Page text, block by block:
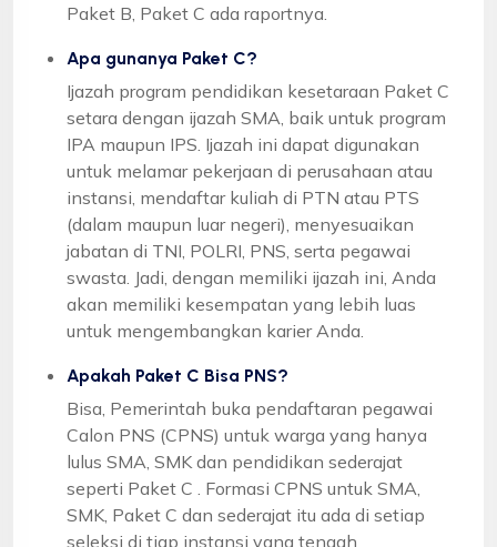
Paket B, Paket C ada raportnya.
Apa gunanya Paket C?
Ijazah program pendidikan kesetaraan Paket C
setara dengan ijazah SMA, baik untuk program
IPA maupun IPS. Ijazah ini dapat digunakan
untuk melamar pekerjaan di perusahaan atau
instansi, mendaftar kuliah di PTN atau PTS
(dalam maupun luar negeri), menyesuaikan
jabatan di TNI, POLRI, PNS, serta pegawai
swasta. Jadi, dengan memiliki ijazah ini, Anda
akan memiliki kesempatan yang lebih luas
untuk mengembangkan karier Anda.
Apakah Paket C Bisa PNS?
Bisa, Pemerintah buka pendaftaran pegawai
Calon PNS (CPNS) untuk warga yang hanya
lulus SMA, SMK dan pendidikan sederajat
seperti Paket C . Formasi CPNS untuk SMA,
SMK, Paket C dan sederajat itu ada di setiap
seleksi di tiap instansi yang tengah